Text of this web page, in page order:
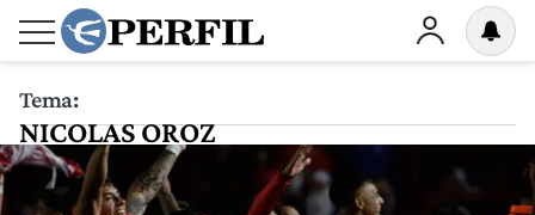
Tema:
NICOLAS OROZ